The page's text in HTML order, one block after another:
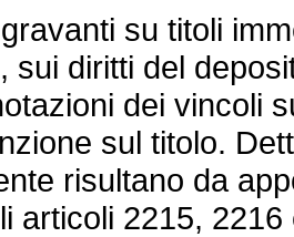
su titoli
sui diritti del
dei vincoli
sul titolo.
risultano da
articoli 2215,